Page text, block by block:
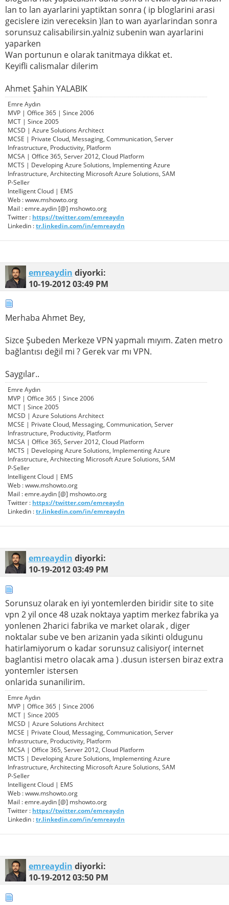
lan to lan ayarlarini yaptiktan sonra ( ip bloglarini arasi
gecislere izin vereceksin )lan to wan ayarlarindan sonra
sorunsuz calisabilirsin.yalniz subenin wan ayarlarini
yaparken
Wan portunun e olarak tanitmaya dikkat et.
Keyifli calismalar dilerim
Ahmet Şahin YALABIK
Emre Aydın
MVP | Office 365 | Since 2006
MCT | Since 2005
MCSD | Azure Solutions Architect
MCSE | Private Cloud, Messaging, Communication, Server
Infrastructure, Productivity, Platform
MCSA | Office 365, Server 2012, Cloud Platform
MCTS | Developing Azure Solutions, Implementing Azure
Infrastructure, Architecting Microsoft Azure Solutions, SAM
P-Seller
Intelligent Cloud | EMS
Web : www.mshowto.org
Mail : emre.aydin [@] mshowto.org
Twitter : https://twitter.com/emreaydn
Linkedin :tr.linkedin.com/in/emreaydn
emreaydin diyorki:
10-19-201203:49 PM
Merhaba Ahmet Bey,
Sizce Şubeden Merkeze VPN yapmalı mıyım. Zaten metro
bağlantısı değil mi ? Gerek var mı VPN.
Saygılar..
Emre Aydın
MVP | Office 365 | Since 2006
MCT | Since 2005
MCSD | Azure Solutions Architect
MCSE | Private Cloud, Messaging, Communication, Server
Infrastructure, Productivity, Platform
MCSA | Office 365, Server 2012, Cloud Platform
MCTS | Developing Azure Solutions, Implementing Azure
Infrastructure, Architecting Microsoft Azure Solutions, SAM
P-Seller
Intelligent Cloud | EMS
Web : www.mshowto.org
Mail : emre.aydin [@] mshowto.org
Twitter : https://twitter.com/emreaydn
Linkedin :tr.linkedin.com/in/emreaydn
emreaydin diyorki:
10-19-201203:49 PM
Sorunsuz olarak en iyi yontemlerden biridir site to site
vpn 2 yil once 48 uzak noktaya yaptim merkez fabrika ya
yonlenen 2harici fabrika ve market olarak , diger
noktalar sube ve ben arizanin yada sikinti oldugunu
hatirlamiyorum o kadar sorunsuz calisiyor( internet
baglantisi metro olacak ama ) .dusun istersen biraz extra
yontemler istersen
onlarida sunanilirim.
Emre Aydın
MVP | Office 365 | Since 2006
MCT | Since 2005
MCSD | Azure Solutions Architect
MCSE | Private Cloud, Messaging, Communication, Server
Infrastructure, Productivity, Platform
MCSA | Office 365, Server 2012, Cloud Platform
MCTS | Developing Azure Solutions, Implementing Azure
Infrastructure, Architecting Microsoft Azure Solutions, SAM
P-Seller
Intelligent Cloud | EMS
Web : www.mshowto.org
Mail : emre.aydin [@] mshowto.org
Twitter : https://twitter.com/emreaydn
Linkedin :tr.linkedin.com/in/emreaydn
emreaydin diyorki:
10-19-201203:50 PM